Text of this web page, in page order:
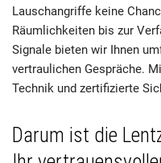
Lauschangriffe keine
Räumlichkeiten bis zur
Signale bieten wir Ihnen
vertraulichen Gespräche.
Technik und zertifizierte
Darum ist die